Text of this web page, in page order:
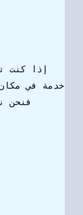
إذا كنت
خدمة في
فنحن